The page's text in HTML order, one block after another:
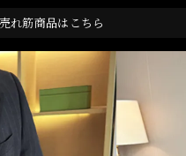
れ筋商品はこちら